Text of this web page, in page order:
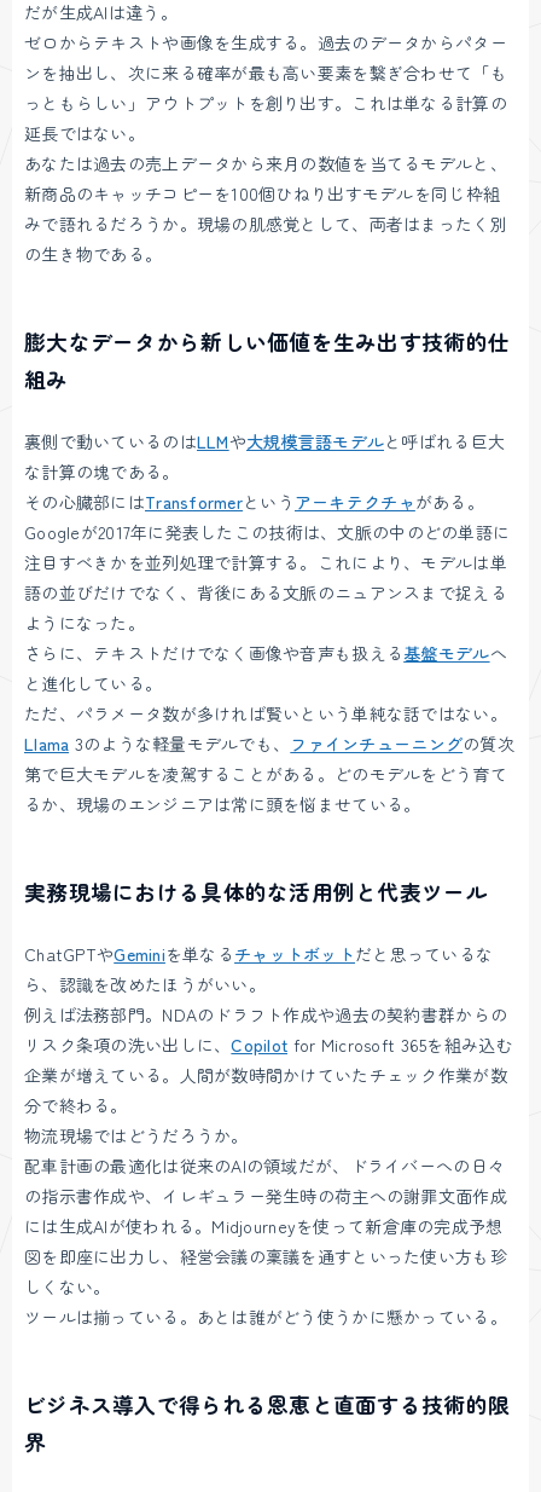
だが生成AIは違う。
ゼロからテキストや画像を生成する。過去のデータからパター
ンを抽出し、次に来る確率が最も高い要素を繋ぎ合わせて「も
っともらしい」アウトプットを創り出す。これは単なる計算の
延長ではない。
あなたは過去の売上データから来月の数値を当てるモデルと、
新商品のキャッチコピーを100個ひねり出すモデルを同じ枠組
みで語れるだろうか。現場の肌感覚として、両者はまったく別
の生き物である。
膨大なデータから新しい価値を生み出す技術的仕
組み
裏側で動いているのはLLMや大規模言語モデルと呼ばれる巨大
な計算の塊である。
その心臓部にはTransformerという アーキテクチャがある。
Googleが2017年に発表したこの技術は、文脈の中のどの単語に
注目すべきかを並列処理で計算する。これにより、モデルは単
語の並びだけでなく、背後にある文脈のニュアンスまで捉える
ようになった。
さらに、テキストだけでなく画像や音声も扱える 基盤モデルへ
と進化している。
ただ、パラメータ数が多ければ賢いという単純な話ではない。
Llama 3のような軽量モデルでも、 ファインチューニングの質次
第で巨大モデルを凌駕することがある。どのモデルをどう育て
るか、現場のエンジニアは常に頭を悩ませている。
実務現場における具体的な活用例と代表ツール
ChatGPTやGeminiを単なる チャットボットだと思っているな
ら、認識を改めたほうがいい。
例えば法務部門。NDAのドラフト作成や過去の契約書群からの
リスク条項の洗い出しに、Copilot for Microsoft 365を組み込む
企業が増えている。人間が数時間かけていたチェック作業が数
分で終わる。
物流現場ではどうだろうか。
配車計画の最適化は従来のAIの領域だが、ドライバーへの日々
の指示書作成や、イレギュラー発生時の荷主への謝罪文面作成
には生成AIが使われる。Midjourneyを使って新倉庫の完成予想
図を即座に出力し、経営会議の稟議を通すといった使い方も珍
しくない。
ツールは揃っている。あとは誰がどう使うかに懸かっている。
ビジネス導入で得られる恩恵と直面する技術的限
界